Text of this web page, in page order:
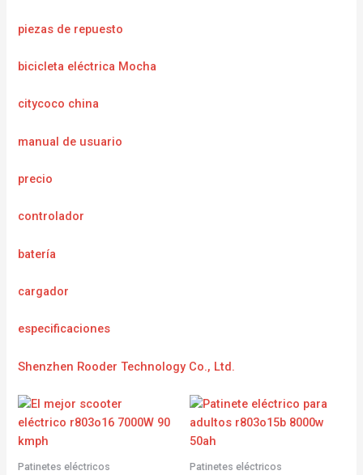
piezas de repuesto
bicicleta eléctrica Mocha
citycoco china
manual de usuario
precio
controlador
batería
cargador
especificaciones
Shenzhen Rooder Technology Co., Ltd.
Patinetes eléctricos Patinetes eléctricos